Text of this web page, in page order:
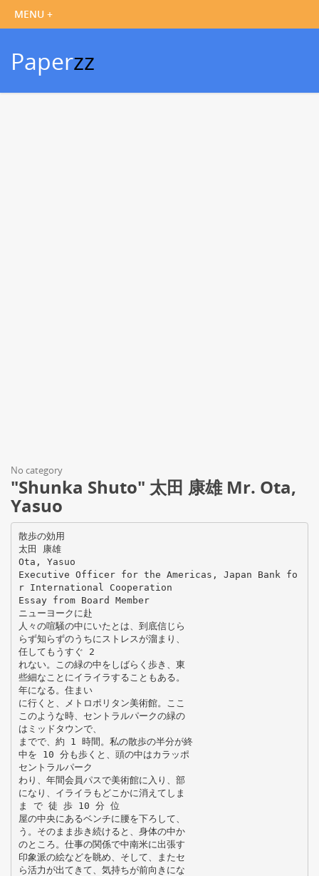
Paperzz
No category
"Shunka Shuto" 太田 康雄 Mr. Ota,
Yasuo
散歩の効用
太田 康雄
Ota, Yasuo
Executive Officer for the Americas, Japan Bank fo
r International Cooperation
Essay from Board Member
ニューヨークに赴
人々の喧騒の中にいたとは、到底信じら
らず知らずのうちにストレスが溜まり、
任してもうすぐ 2
れない。この緑の中をしばらく歩き、東
些細なことにイライラすることもある。
年になる。住まい
に行くと、メトロポリタン美術館。ここ
このような時、セントラルパークの緑の
はミッドタウンで、
までで、約 1 時間。私の散歩の半分が終
中を 10 分も歩くと、頭の中はカラッポ
セントラルパーク
わり、年間会員パスで美術館に入り、部
になり、イライラもどこかに消えてしま
ま で 徒 歩 10 分 位
屋の中央にあるベンチに腰を下ろして、
う。そのまま歩き続けると、身体の中か
のところ。仕事の関係で中南米に出張す
印象派の絵などを眺め、そして、またセ
ら活力が出てきて、気持ちが前向きにな